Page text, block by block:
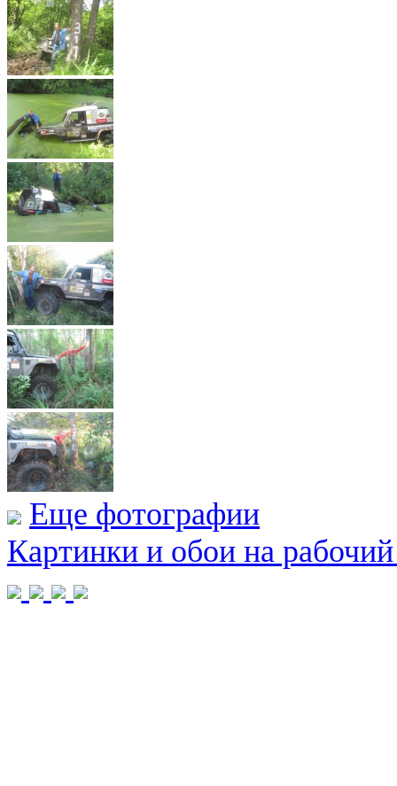
Еще фотографии
Картинки и обои на